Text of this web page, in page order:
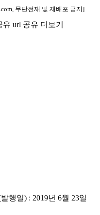
무단전재 및 재배포 금지]
유 url 공유 더보기
행일) : 2019년 6월 23일